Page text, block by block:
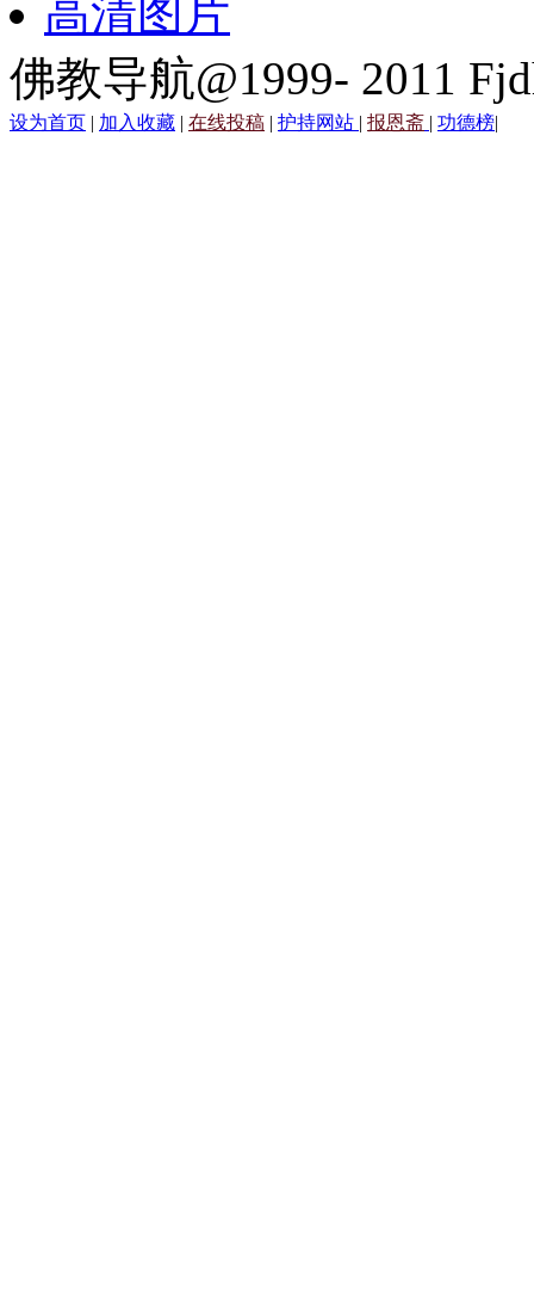
高清图片
佛教导航@1999- 2011
设为首页 | 加入收藏 | 在线投稿 | 护持网站 | 报恩斋 | 功德榜|